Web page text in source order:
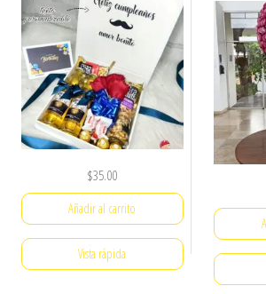
$35.00
Añadir al carrito
Vista rápida